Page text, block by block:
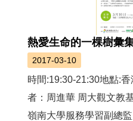
熱愛生命的一棵樹彙
2017-03-10
時間:19:30-21:30地點:
者：周進華 周大觀文教
嶺南大學服務學習副總